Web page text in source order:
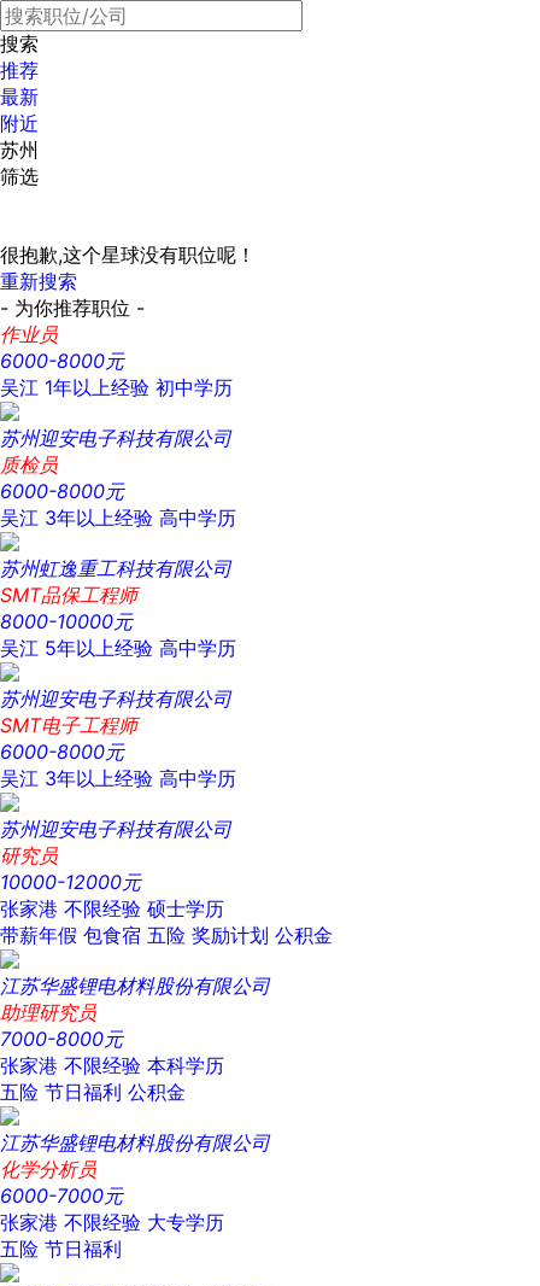
搜索
推荐
最新
附近
苏州
筛选
很抱歉,这个星球没有职位呢！
重新搜索
- 为你推荐职位 -
作业员
6000-8000元
吴江 1年以上经验 初中学历
苏州迎安电子科技有限公司
质检员
6000-8000元
吴江 3年以上经验 高中学历
苏州虹逸重工科技有限公司
SMT品保工程师
8000-10000元
吴江 5年以上经验 高中学历
苏州迎安电子科技有限公司
SMT电子工程师
6000-8000元
吴江 3年以上经验 高中学历
苏州迎安电子科技有限公司
研究员
10000-12000元
张家港 不限经验 硕士学历
带薪年假 包食宿 五险 奖励计划 公积金
江苏华盛锂电材料股份有限公司
助理研究员
7000-8000元
张家港 不限经验 本科学历
五险 节日福利 公积金
江苏华盛锂电材料股份有限公司
化学分析员
6000-7000元
张家港 不限经验 大专学历
五险 节日福利